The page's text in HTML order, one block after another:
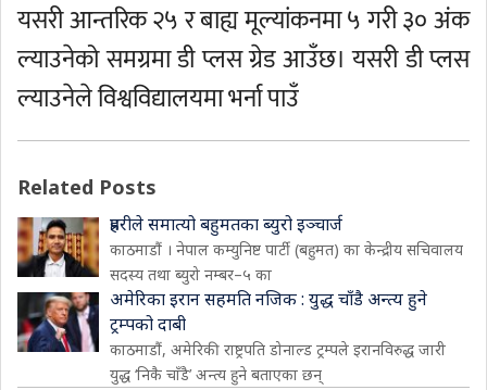
यसरी आन्तरिक २५ र बाह्य मूल्यांकनमा ५ गरी ३० अंक
ल्याउनेको समग्रमा डी प्लस ग्रेड आउँछ। यसरी डी प्लस
ल्याउनेले विश्वविद्यालयमा भर्ना पाउँ
Related Posts
प्रहरीले समात्यो बहुमतका ब्युरो इञ्चार्ज
काठमाडौं । नेपाल कम्युनिष्ट पार्टी (बहुमत) का केन्द्रीय सचिवालय
सदस्य तथा ब्युरो नम्बर–५ का
अमेरिका इरान सहमति नजिक : युद्ध चाँडै अन्त्य हुने
ट्रम्पको दाबी
काठमाडौं, अमेरिकी राष्ट्रपति डोनाल्ड ट्रम्पले इरानविरुद्ध जारी
युद्ध ‘निकै चाँडै’ अन्त्य हुने बताएका छन्